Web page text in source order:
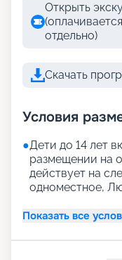
Открыть
отдельно)
Скачать
Условия
●Дети до 14 лет
размещении на
действует на
одноместное,
Показать все